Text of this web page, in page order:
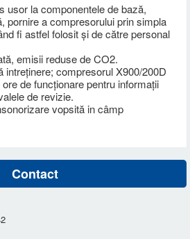
usor la componentele de bază,
pornire a compresorului prin simpla
fi astfel folosit și de către personal
emisii reduse de CO2.
intreținere; compresorul X900/200D
de funcționare pentru informații
de revizie.
vopsită in câmp
Contact